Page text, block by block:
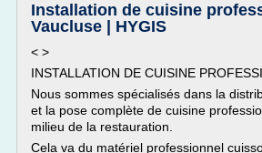
Installation de cuisine
Vaucluse | HYGIS
< >
INSTALLATION DE CUISINE
Nous sommes spécialisés dans la
et la pose complète de cuisine
milieu de la restauration.
Cela va du matériel professionnel